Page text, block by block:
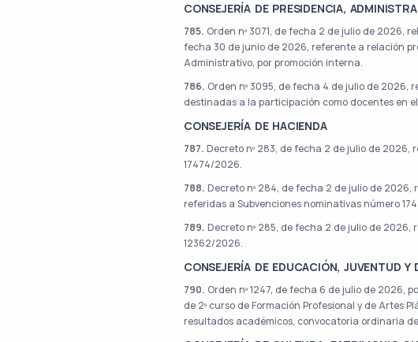
CONSEJERÍA DE PRESIDENCIA,
785. Orden nº 3071, de fecha 2 de julio de 2026,
fecha 30 de junio de 2026, referente a relación
Administrativo, por promoción interna.
786. Orden nº 3095, de fecha 4 de julio de
destinadas a la participación como docentes en
CONSEJERÍA DE HACIENDA
787. Decreto nº 283, de fecha 2 de julio de
17474/2026.
788. Decreto nº 284, de fecha 2 de julio de
referidas a Subvenciones nominativas número
789. Decreto nº 285, de fecha 2 de julio de
12362/2026.
CONSEJERÍA DE EDUCACIÓN, JUVENTUD Y
790. Orden nº 1247, de fecha 6 de julio de 2026,
de 2º curso de Formación Profesional y de Artes
resultados académicos, convocatoria ordinaria